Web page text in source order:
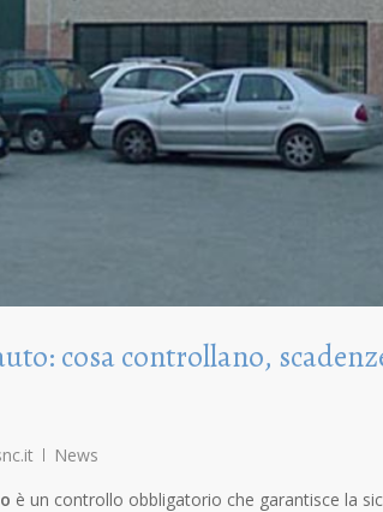
cosa controllano,
News
è un controllo obbligatorio che garantisce la